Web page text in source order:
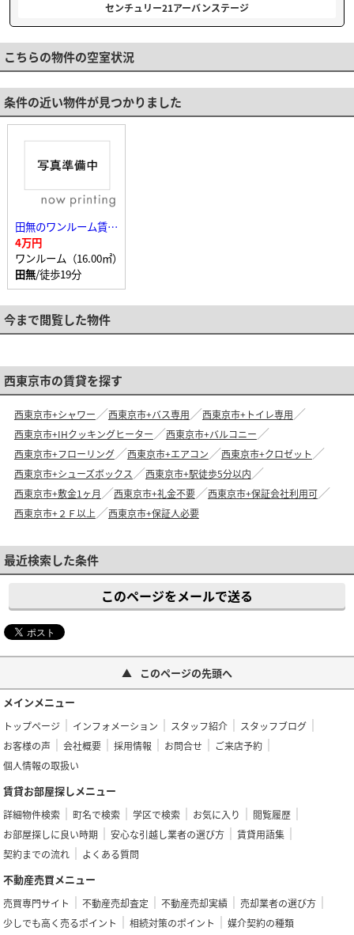
センチュリー21アーバンステージ
こちらの物件の空室状況
条件の近い物件が見つかりました
田無のワンルーム賃貸マンション
4万円
ワンルーム（16.00㎡）
田無/徒歩19分
今まで閲覧した物件
西東京市の賃貸を探す
西東京市+シャワー 西東京市+バス専用
西東京市+トイレ専用
西東京市+IHクッキングヒーター
西東京市+バルコニー
西東京市+フローリング
西東京市+エアコン
西東京市+クロゼット
西東京市+シューズボックス
西東京市+駅徒歩5分以内
西東京市+敷金1ヶ月
西東京市+礼金不要
西東京市+保証会社利用可
西東京市+２Ｆ以上
西東京市+保証人必要
最近検索した条件
このページをメールで送る
このページの先頭へ
メインメニュー
トップページ インフォメーション スタッフ紹介
スタッフブログ
お客様の声
会社概要 採用情報 お問合せ
ご来店予約
個人情報の取扱い
賃貸お部屋探しメニュー
詳細物件検索 町名で検索 学区で検索 お気に入り
閲覧履歴
お部屋探しに良い時期
安心な引越し業者の選び方
賃貸用語集
契約までの流れ
よくある質問
不動産売買メニュー
売買専門サイト 不動産売却査定 不動産売却実績
売却業者の選び方
少しでも高く売るポイント
相続対策のポイント 媒介契約の種類